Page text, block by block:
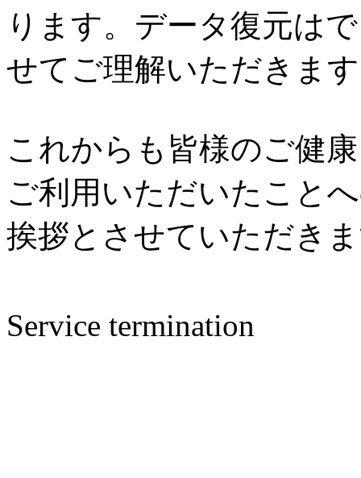
ります。データ復元は
せてご理解いただきま
これからも皆様のご健
ご利用いただいたこと
挨拶とさせていただき
Service termination